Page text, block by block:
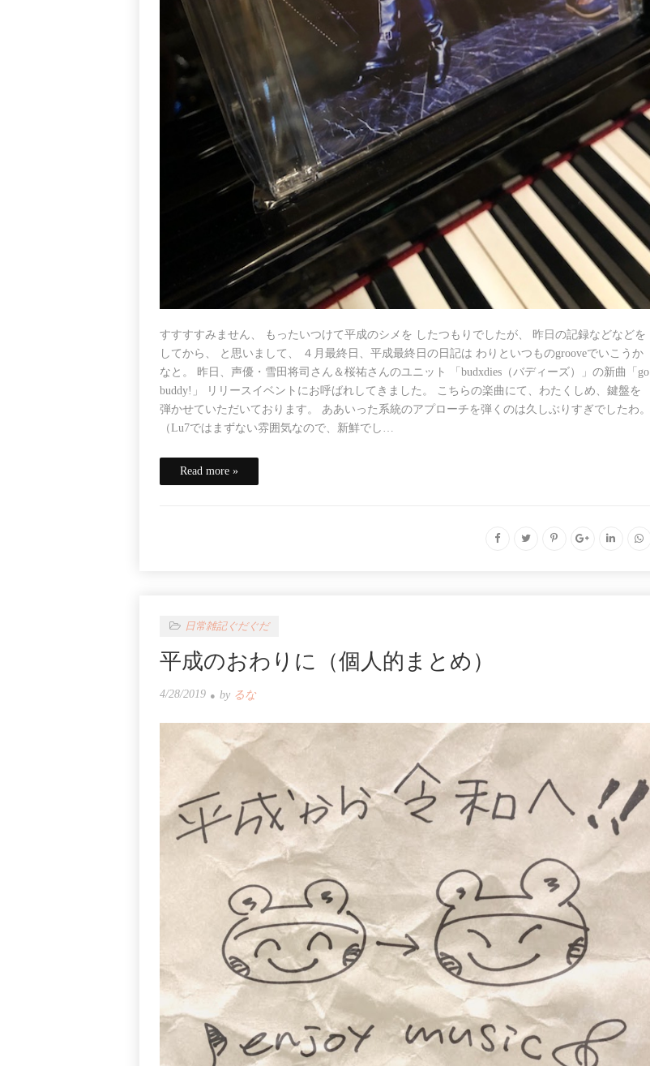
すすすすみません、 もったいつけて平成のシメを したつもりでしたが、 昨日の記録などなどを
してから、 と思いまして、 ４月最終日、平成最終日の日記は わりといつものgrooveでいこうか
なと。 昨日、声優・雪田将司さん＆桜祐さんのユニット 「budxdies（バディーズ）」の新曲「go
buddy!」 リリースイベントにお呼ばれしてきました。 こちらの楽曲にて、わたくしめ、鍵盤を
弾かせていただいております。 ああいった系統のアプローチを弾くのは久しぶりすぎでしたわ。
（Lu7ではまずない雰囲気なので、新鮮でし…
Read more »
日常雑記ぐだぐだ
平成のおわりに（個人的まとめ）
4/28/2019 by るな